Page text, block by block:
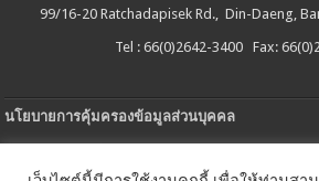
99/16-20 Ratchadapisek Rd., Din-Daeng,
Tel : 66(0)2642-3400 Fax:
นโยบายการคุ้มครองข้อมูลส่วนบุคคล